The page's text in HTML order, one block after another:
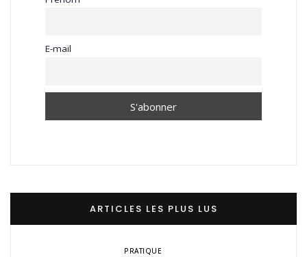
E-mail
ARTICLES LES PLUS LUS
PRATIQUE